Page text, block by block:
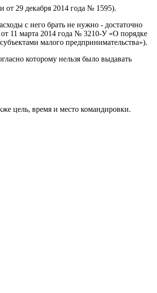
от 29 декабря 2014 года № 1595).
с него брать не нужно - достаточно
11 марта 2014 года № 3210-У «О порядке
малого предпринимательства»).
которому нельзя было выдавать
цель, время и место командировки.